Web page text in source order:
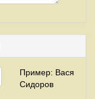
Пример: Вася
Сидоров